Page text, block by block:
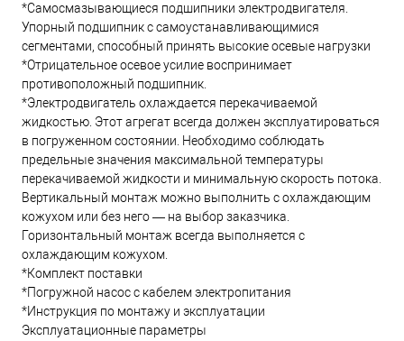
*Самосмазывающиеся подшипники электродвигателя.
Упорный подшипник с самоустанавливающимися
сегментами, способный принять высокие осевые нагрузки
*Отрицательное осевое усилие воспринимает
противоположный подшипник.
*Электродвигатель охлаждается перекачиваемой
жидкостью. Этот агрегат всегда должен эксплуатироваться
в погруженном состоянии. Необходимо соблюдать
предельные значения максимальной температуры
перекачиваемой жидкости и минимальную скорость потока.
Вертикальный монтаж можно выполнить с охлаждающим
кожухом или без него — на выбор заказчика.
Горизонтальный монтаж всегда выполняется с
охлаждающим кожухом.
*Комплект поставки
*Погружной насос с кабелем электропитания
*Инструкция по монтажу и эксплуатации
Эксплуатационные параметры